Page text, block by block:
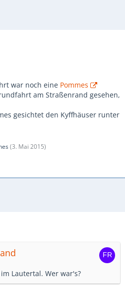
war noch eine Pommes
am Straßenrand gesehen,
gesichtet den Kyffhäuser runter
(3. Mai 2015)
Lautertal. Wer war's?